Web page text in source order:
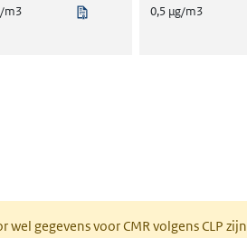
m3 Uit regelgeving0,5 µg/m3
gegevens voor CMR volgens CLP zijn